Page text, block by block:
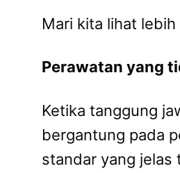
Mari kita lihat
Perawatan yang
Ketika tanggung
bergantung pada
standar yang jelas